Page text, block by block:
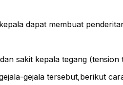
dapat membuat
sakit kepala tegang (tension
gejala tersebut,berikut